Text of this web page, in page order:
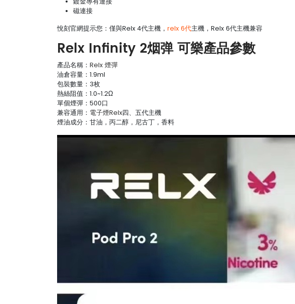
磁連接
悅刻官網提示您：僅與Relx 4代主機， relx 6代主機，Relx 6代主機兼容
Relx Infinity 2烟弹 可樂產品參數
產品名稱： Relx 煙彈
油倉容量：1.9ml
包裝數量：3枚
熱絲阻值：1.0~1.2Ω
單個煙彈：500口
兼容通用： 電子煙Relx四、五代主機
煙油成分：甘油，丙二醇，尼古丁，香料